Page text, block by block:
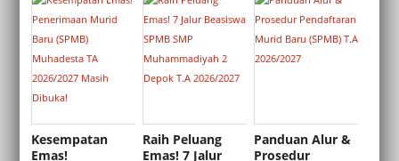
Kesempatan
Emas!
Raih Peluang
Emas! 7 Jalur
Panduan Alur &
Prosedur